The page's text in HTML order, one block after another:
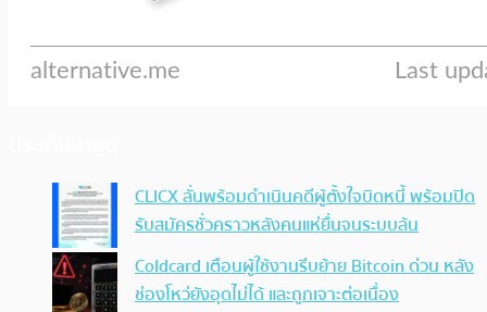
CLICX ลั่นพร้อมดำเนินคดีผู้ตั้งใจบิดหนี้ พร้อมปิด
รับสมัครชั่วคราวหลังคนแห่ยื่นจนระบบล้น
Coldcard เตือนผู้ใช้งานรีบย้าย Bitcoin ด่วน หลัง
ช่องโหว่ยังอุดไม่ได้ และถูกเจาะต่อเนื่อง